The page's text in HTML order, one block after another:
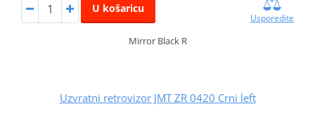
U košaricu
Usporedite
Mirror Black R
Uzvratni retrovizor JMT ZR 0420 Crni left